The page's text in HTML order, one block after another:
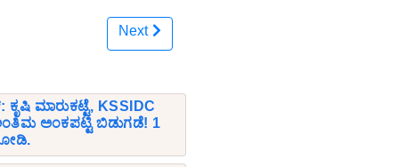
Next
ಮಾರುಕಟ್ಟೆ, KSSIDC
ಅಂಕಪಟ್ಟಿ ಬಿಡುಗಡೆ! 1